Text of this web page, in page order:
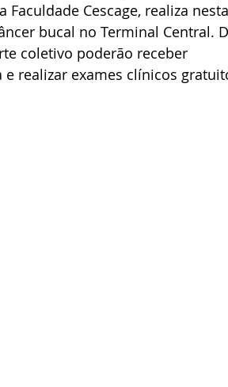
Faculdade Cescage, realiza
bucal no Terminal Central.
coletivo poderão receber
e realizar exames clínicos